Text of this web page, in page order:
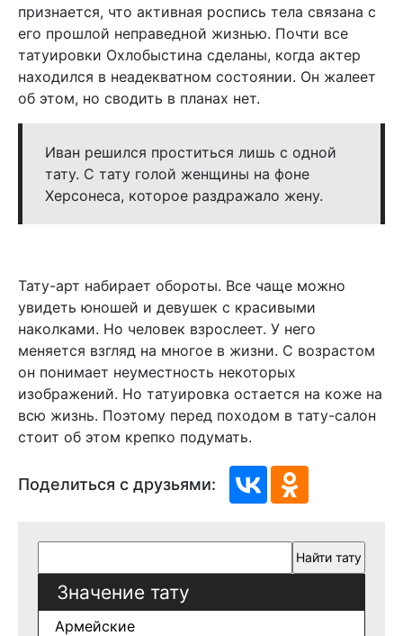
признается, что активная роспись тела связана с
его прошлой неправедной жизнью. Почти все
татуировки Охлобыстина сделаны, когда актер
находился в неадекватном состоянии. Он жалеет
об этом, но сводить в планах нет.
Иван решился проститься лишь с одной
тату. С тату голой женщины на фоне
Херсонеса, которое раздражало жену.
Тату-арт набирает обороты. Все чаще можно
увидеть юношей и девушек с красивыми
наколками. Но человек взрослеет. У него
меняется взгляд на многое в жизни. С возрастом
он понимает неуместность некоторых
изображений. Но татуировка остается на коже на
всю жизнь. Поэтому перед походом в тату-салон
стоит об этом крепко подумать.
Поделиться с друзьями:
Значение тату
Армейские